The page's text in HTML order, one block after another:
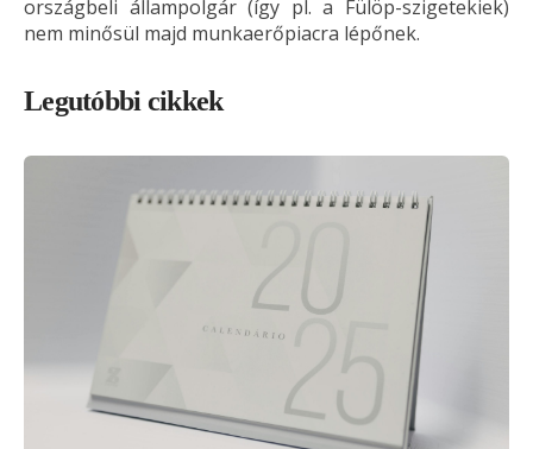
országbeli állampolgár (így pl. a Fülöp-szigetekiek)
nem minősül majd munkaerőpiacra lépőnek.
Legutóbbi cikkek